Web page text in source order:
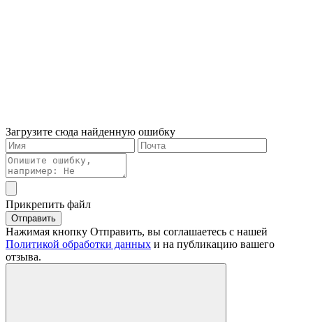
Загрузите сюда найденную ошибку
Прикрепить файл
Отправить
Нажимая кнопку Отправить, вы соглашаетесь с нашей
Политикой обработки данных и на публикацию вашего
отзыва.